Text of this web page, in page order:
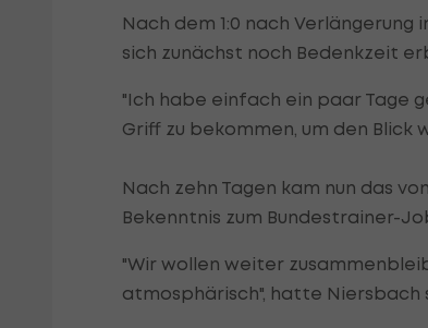
Nach dem 1:0 nach
sich zunächst noch Bedenkzeit
"Ich habe einfach ein paar Tage
Griff zu bekommen, um den Blick
Nach zehn Tagen kam nun das
Bekenntnis zum Bundestrainer-
"Wir wollen weiter
atmosphärisch", hatte